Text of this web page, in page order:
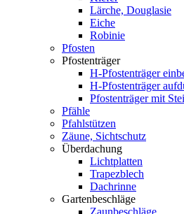
Lärche, Douglasie
Eiche
Robinie
Pfosten
Pfostenträger
H-Pfostenträger
H-Pfostenträger
Pfostenträger mit
Pfähle
Pfahlstützen
Zäune, Sichtschutz
Überdachung
Lichtplatten
Trapezblech
Dachrinne
Gartenbeschläge
Zaunbeschläge